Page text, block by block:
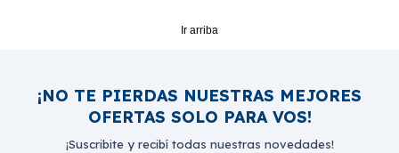
Ir arriba
¡NO TE PIERDAS NUESTRAS MEJORES
OFERTAS SOLO PARA VOS!
¡Suscribite y recibí todas nuestras novedades!